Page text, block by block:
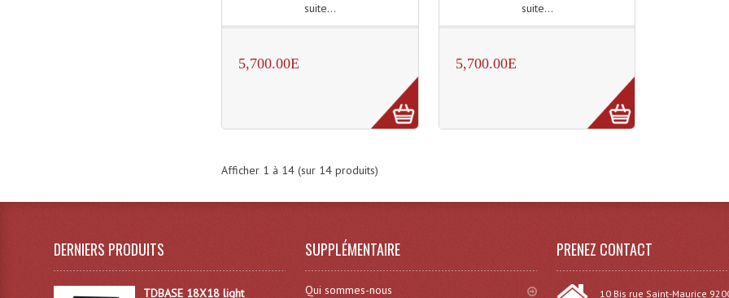
suite...
5,700.00E
suite...
5,700.00E
Afficher 1 à 14(sur 14produits)
DERNIERS PRODUITS
TDBASE 18X18 light
SUPPLÉMENTAIRE
Qui sommes-nous
PRENEZ CONTACT
10 Bis rue Saint-Maurice